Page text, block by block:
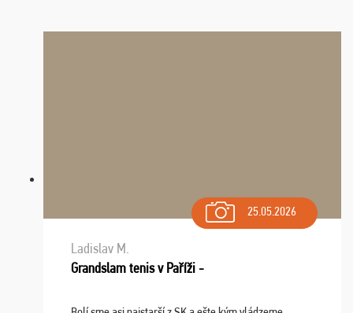
25.05.2026
Ladislav M.
Grandslam tenis v Paříži -